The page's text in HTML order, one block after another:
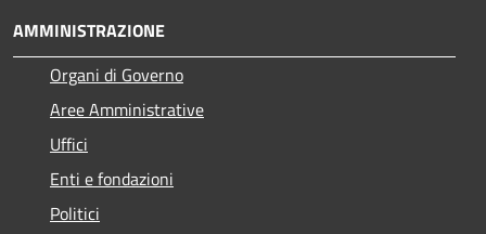
AMMINISTRAZIONE
Organi di Governo
Aree Amministrative
Uffici
Enti e fondazioni
Politici